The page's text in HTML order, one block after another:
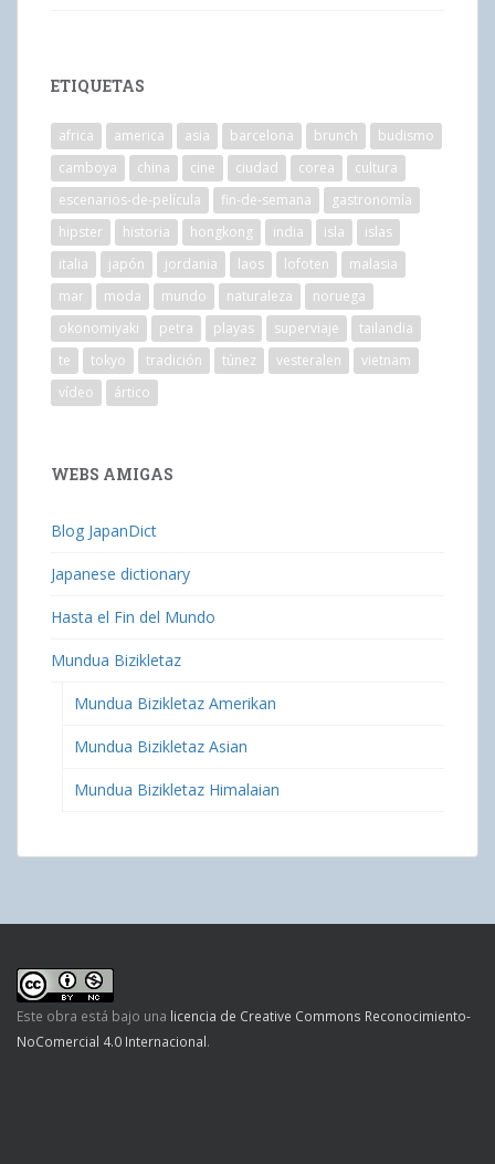
ETIQUETAS
africa america asia barcelona brunch
budismo
camboya
china cine ciudad corea
cultura
escenarios-de-película
fin-de-semana
gastronomía
hipster
historia hongkong india isla
islas
italia
japón jordania laos lofoten
malasia
mar
moda mundo naturaleza
noruega
okonomiyaki
petra playas superviaje
tailandia
te
tokyo tradición túnez vesteralen
vietnam
vídeo
ártico
WEBS AMIGAS
Blog JapanDict
Japanese dictionary
Hasta el Fin del Mundo
Mundua Bizikletaz
Mundua Bizikletaz Amerikan
Mundua Bizikletaz Asian
Mundua Bizikletaz Himalaian
Este obra está bajo una licencia de Creative Commons Reconocimiento-
NoComercial 4.0 Internacional.